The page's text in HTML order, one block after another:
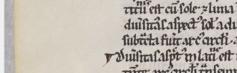
Arabic Works
Arabic Manuscripts
Latin Works
Latin Manuscripts